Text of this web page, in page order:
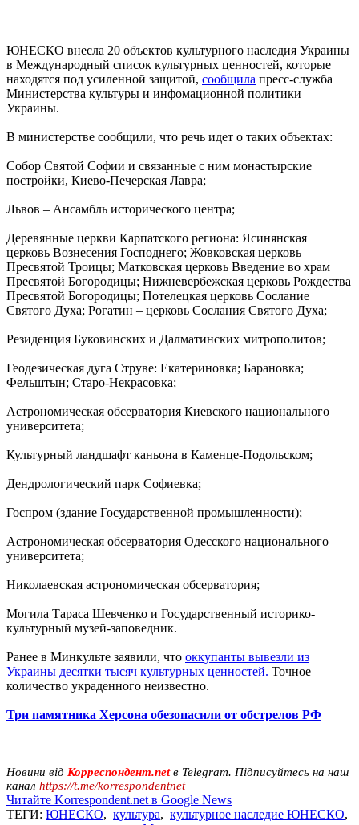
ЮНЕСКО внесла 20 объектов культурного наследия Украины
в Международный список культурных ценностей, которые
находятся под усиленной защитой, сообщила пресс-служба
Министерства культуры и инфомационной политики
Украины.
В министерстве сообщили, что речь идет о таких объектах:
Собор Святой Софии и связанные с ним монастырские
постройки, Киево-Печерская Лавра;
Львов – Ансамбль исторического центра;
Деревянные церкви Карпатского региона: Ясинянская
церковь Вознесения Господнего; Жовковская церковь
Пресвятой Троицы; Матковская церковь Введение во храм
Пресвятой Богородицы; Нижневербежская церковь Рождества
Пресвятой Богородицы; Потелецкая церковь Сослание
Святого Духа; Рогатин – церковь Сослания Святого Духа;
Резиденция Буковинских и Далматинских митрополитов;
Геодезическая дуга Струве: Екатериновка; Барановка;
Фельштын; Старо-Некрасовка;
Астрономическая обсерватория Киевского национального
университета;
Культурный ландшафт каньона в Каменце-Подольском;
Дендрологический парк Софиевка;
Госпром (здание Государственной промышленности);
Астрономическая обсерватория Одесского национального
университета;
Николаевская астрономическая обсерватория;
Могила Тараса Шевченко и Государственный историко-
культурный музей-заповедник.
Ранее в Минкульте заявили, что оккупанты вывезли из
Украины десятки тысяч культурных ценностей. Точное
количество украденного неизвестно.
Три памятника Херсона обезопасили от обстрелов РФ
Новини від Корреспондент.netв Telegram. Підписуйтесь на наш
канал https://t.me/korrespondentnet
Читайте Korrespondent.net в Google News
ТЕГИ: ЮНЕСКО, культура, культурное наследие ЮНЕСКО,